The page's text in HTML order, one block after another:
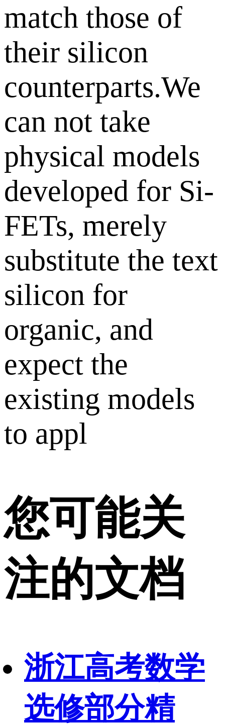
match those of
their silicon
counterparts.We
can not take
physical models
developed for Si-
FETs, merely
substitute the text
silicon for
organic, and
expect the
existing models
to appl
您可能关
注的文档
浙江高考数学
选修部分精